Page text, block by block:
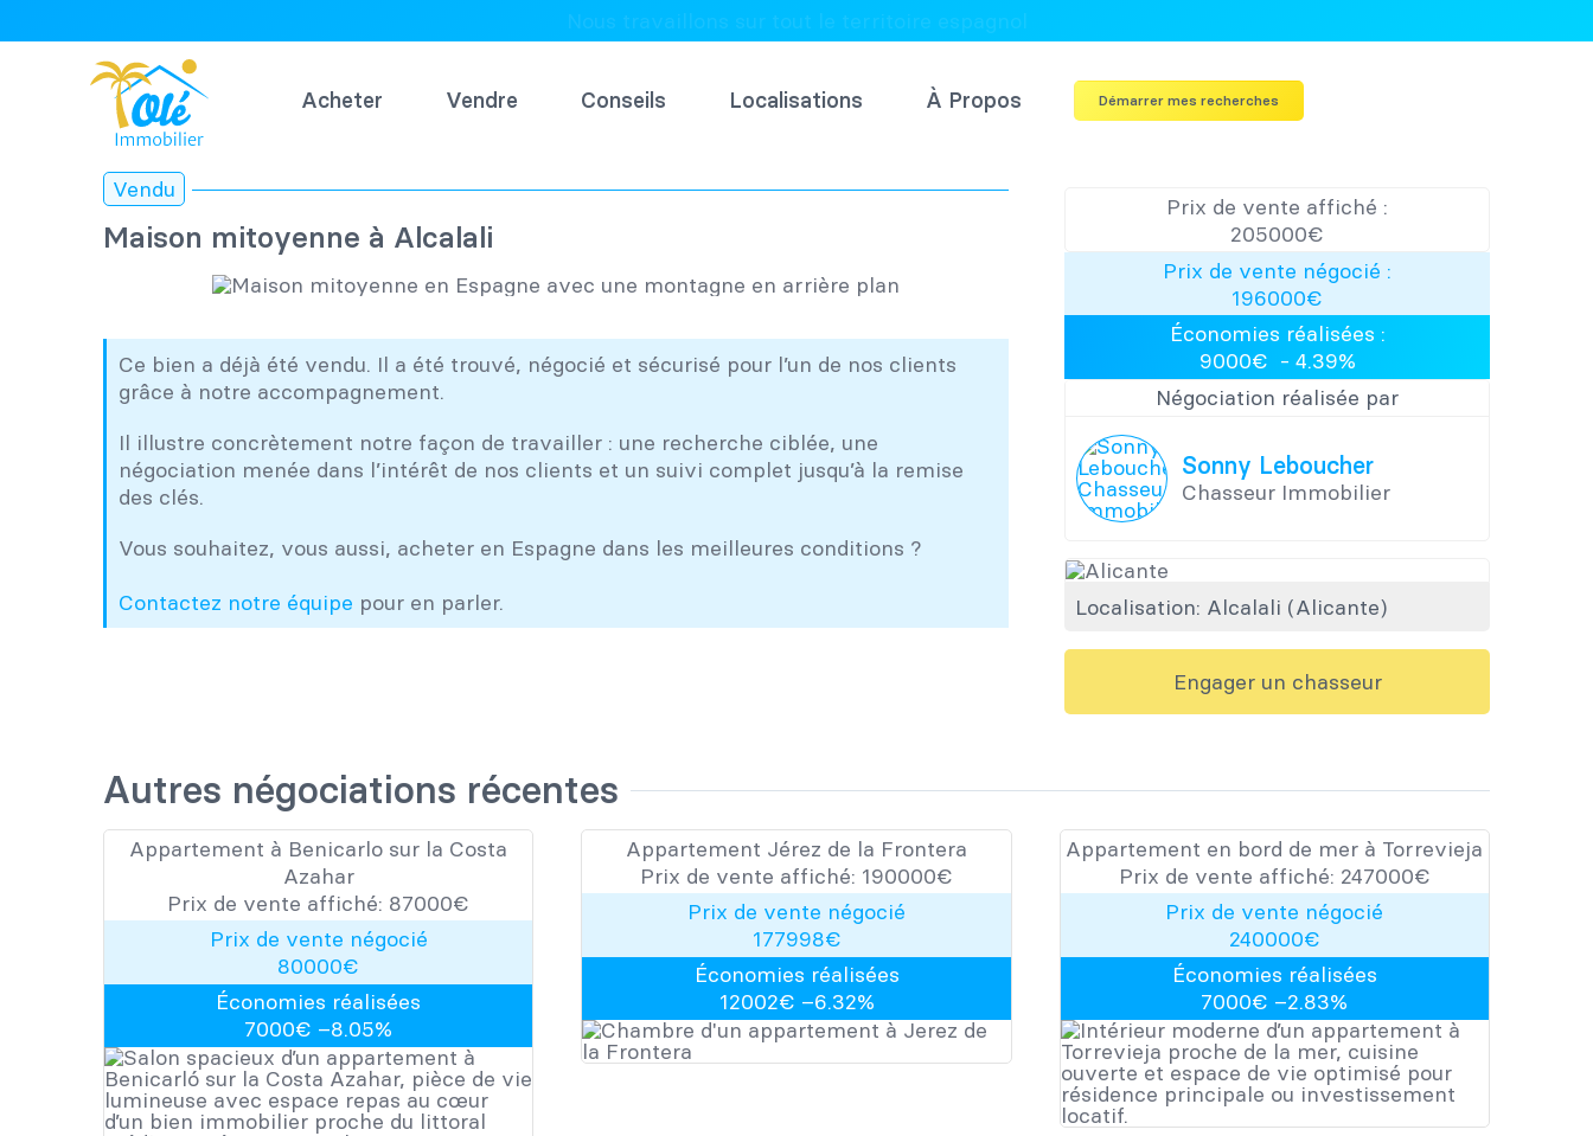
au
Nous travaillons sur tout le territoire espagnol
Acheter Vendre Conseils Localisations À Propos Démarrer mes recherches
Vendu
Maison mitoyenne à Alcalali
Ce bien a déjà été vendu. Il a été trouvé, négocié et sécurisé pour l’un de nos clients
grâce à notre accompagnement.
Il illustre concrètement notre façon de travailler : une recherche ciblée, une
négociation menée dans l’intérêt de nos clients et un suivi complet jusqu’à la remise
des clés.
Vous souhaitez, vous aussi, acheter en Espagne dans les meilleures conditions ?
Contactez notre équipe pour en parler.
Prix de vente affiché :
205000€
Prix de vente négocié :
196000€
Économies réalisées :
9000€ - 4.39%
Négociation réalisée par
Sonny Leboucher
Chasseur Immobilier
Localisation: Alcalali ​ (Alicante)
Engager un chasseur
Autres négociations récentes
Appartement à Benicarlo sur la Costa
Azahar
Prix de vente affiché: 87000​​€
Prix de vente négocié
80000€
Économies réalisées
7000€ –8.05%
Appartement Jérez de la Frontera
Prix de vente affiché: 190000​​€
Prix de vente négocié
177998€
Économies réalisées
12002€ –6.32%
Appartement en bord de mer à Torrevieja
Prix de vente affiché: 247000​​€
Prix de vente négocié
240000€
Économies réalisées
7000€ –2.83%